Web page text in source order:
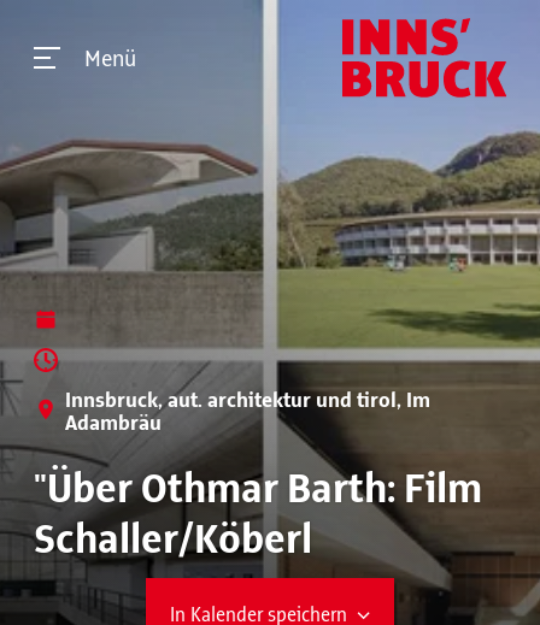
Menü
Innsbruck, aut. architektur und tirol, Im
Adambräu
"Über Othmar Barth: Film
Schaller/Köberl
In Kalender speichern